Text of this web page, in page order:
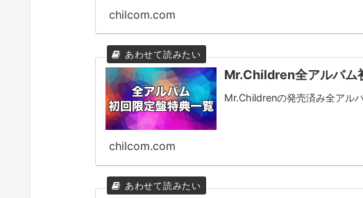
chilcom.com
Mr.Children全アルバム
Mr.Childrenの発売済み全アル
chilcom.com